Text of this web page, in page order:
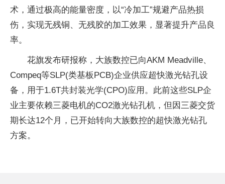
术，通过极高的能量密度，以“冷加工”规避产品热损
伤，实现无残铜、无残胶的加工效果，显著提升产品良
率。
花旗发布研报称，大族数控已向AKM Meadville、
Compeq等SLP(类基板PCB)企业供应超快激光钻孔设
备，用于1.6T共封装光学(CPO)应用。此前这些SLP企
业主要依赖三菱电机的CO2激光钻孔机，但因三菱交货
期长达12个月，已开始转向大族数控的超快激光钻孔
方案。